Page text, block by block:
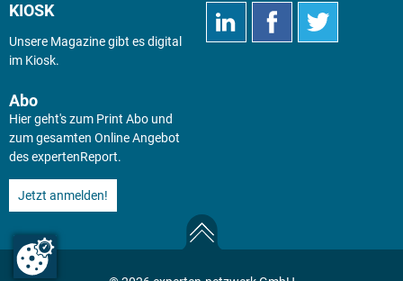
KIOSK
Unsere Magazine gibt es digital
im Kiosk.
Abo
Hier geht's zum Print Abo und
zum gesamten Online Angebot
des expertenReport.
Jetzt anmelden!